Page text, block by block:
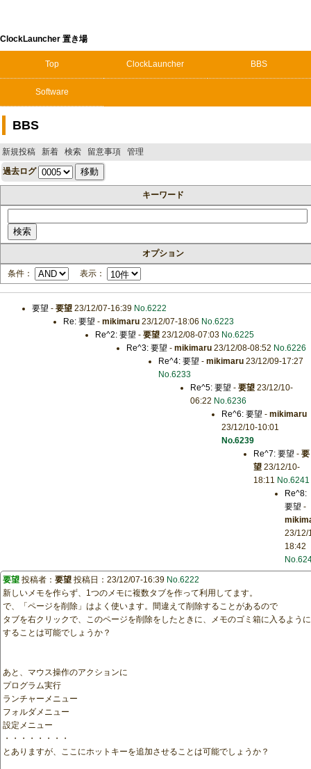
ClockLauncher 置き場
Top ClockLauncher BBS
Software
BBS
新規投稿 新着 検索 留意事項 管理
過去ログ
キーワード
オプション
条件： 表示：
要望 - 要望23/12/07-16:39 No.6222
Re: 要望 -mikimaru 23/12/07-18:06 No.6223
Re^2: 要望 - 要望23/12/08-07:03 No.6225
Re^3: 要望 -mikimaru 23/12/08-08:52 No.6226
Re^4: 要望 - mikimaru23/12/09-17:27
No.6233
Re^5: 要望 - 要望23/12/10-
06:22 No.6236
Re^6: 要望 -mikimaru
23/12/10-10:01
No.6239
Re^7: 要望 - 要
望23/12/10-
18:11 No.6241
Re^8:
要望 -
23/12/
18:42
要望 投稿者： 要望 投稿日：23/12/07-16:39 No.6222
新しいメモを作らず、1つのメモに複数タブを作って利用してます。
で、「ページを削除」はよく使います。間違えて削除することがあるので
タブを右クリックで、このページを削除をしたときに、メモのゴミ箱に入るように
することは可能でしょうか？
あと、マウス操作のアクションに
プログラム実行
ランチャーメニュー
フォルダメニュー
設定メニュー
・・・・・・・・
とありますが、ここにホットキーを追加させることは可能でしょうか？